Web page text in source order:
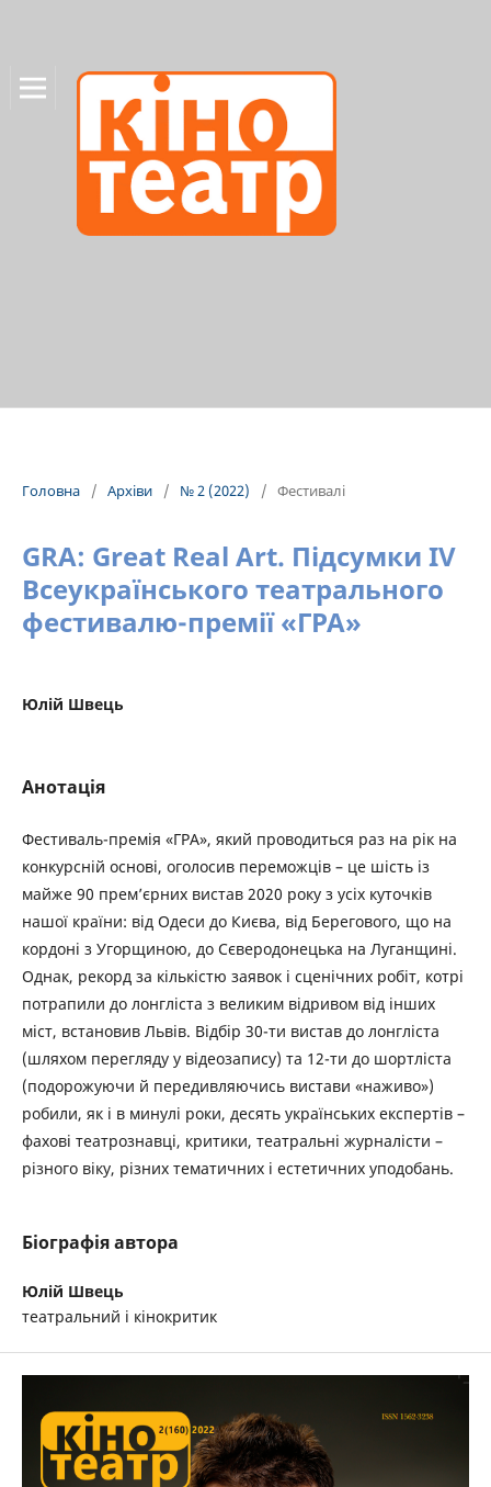
Головна / Архіви / № 2 (2022) / Фестивалі
GRA: Great Real Art. Підсумки IV
Всеукраїнського театрального
фестивалю-премії «ГРА»
Юлій Швець
Анотація
Фестиваль-премія «ГРА», який проводиться раз на рік на
конкурсній основі, оголосив переможців – це шість із
майже 90 прем’єрних вистав 2020 року з усіх куточків
нашої країни: від Одеси до Києва, від Берегового, що на
кордоні з Угорщиною, до Сєверодонецька на Луганщині.
Однак, рекорд за кількістю заявок і сценічних робіт, котрі
потрапили до лонгліста з великим відривом від інших
міст, встановив Львів. Відбір 30-ти вистав до лонгліста
(шляхом перегляду у відеозапису) та 12-ти до шортліста
(подорожуючи й передивляючись вистави «наживо»)
робили, як і в минулі роки, десять українських експертів –
фахові театрознавці, критики, театральні журналісти –
різного віку, різних тематичних і естетичних уподобань.
Біографія автора
Юлій Швець
театральний і кінокритик